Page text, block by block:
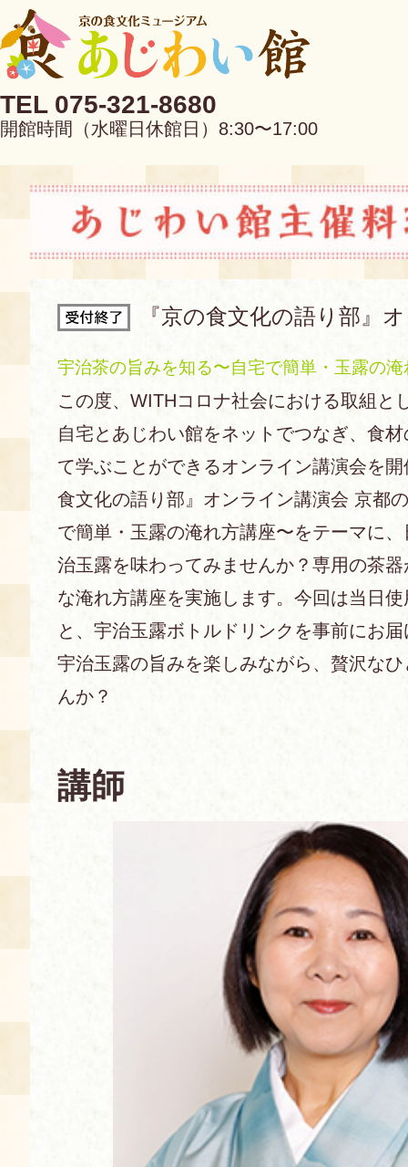
TEL 075-321-8680
開館時間（水曜日休館日）8:30〜17:00
EN 中文
当館について
あじわい館とは
京の食文化について
アクセス
FAQ
料理教室
募集中の教室
キャンセル・ご変更
展示室
備品リスト
空き状況・ご予約
使用料・お支払い方法
食の語り部の部屋
講演会付き料理教室
あじわい館弁当
『京の食文化の語り部』
宇治茶の旨みを知る〜自宅で簡単・玉露の
この度、WITHコロナ社会における取組と
自宅とあじわい館をネットでつなぎ、食
て学ぶことができるオンライン講演会を
食文化の語り部』オンライン講演会 京都
で簡単・玉露の淹れ方講座〜をテーマに
治玉露を味わってみませんか？専用の茶
な淹れ方講座を実施します。今回は当日
と、宇治玉露ボトルドリンクを事前にお
宇治玉露の旨みを楽しみながら、贅沢な
んか？
講師